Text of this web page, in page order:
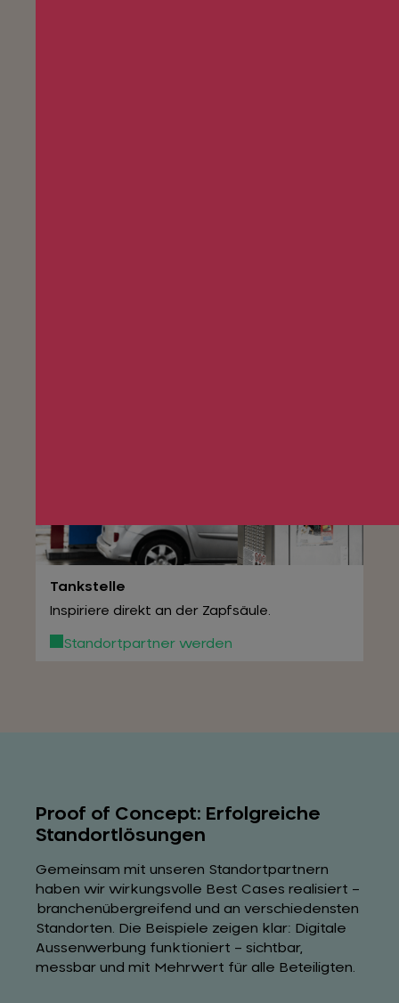
Tankstelle
Inspiriere direkt an der Zapfsäule.
Standortpartner werden
Proof of Concept: Erfolgreiche
Standortlösungen
Gemeinsam mit unseren Standortpartnern
haben wir wirkungsvolle Best Cases realisiert –
branchenübergreifend und an verschiedensten
Standorten. Die Beispiele zeigen klar: Digitale
Aussenwerbung funktioniert – sichtbar,
messbar und mit Mehrwert für alle Beteiligten.